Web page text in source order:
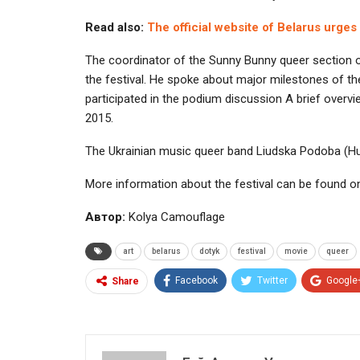
Read also: The official website of Belarus
The coordinator of the Sunny Bunny queer
the festival. He spoke about major milestones of
participated in the podium discussion A brief
2015.
The Ukrainian music queer band Liudska Podoba
More information about the festival can be found
Автор: Kolya Camouflage
art belarus dotyk festival movie queer
Share Facebook Twitter